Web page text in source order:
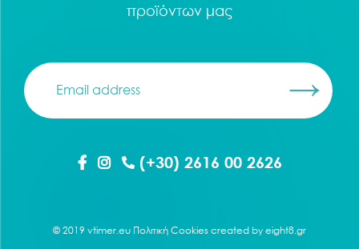
προϊόντων μας
(+30) 2616 00 2626
© 2019 vtimer.eu Πολιτική Cookies created by eight8.gr